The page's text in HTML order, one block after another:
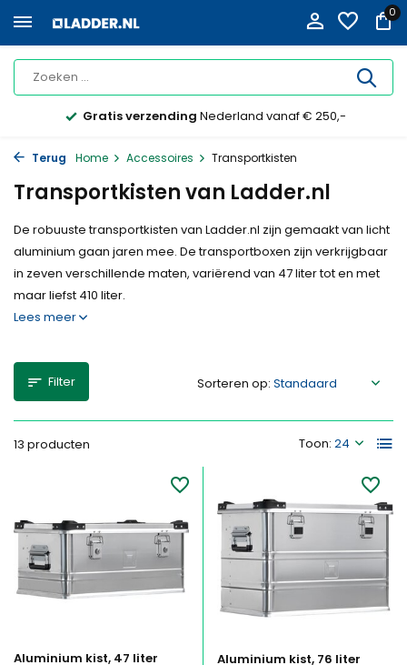
0
Op rekeningmet factuur bestellen mogelijk
Terug Home Accessoires Transportkisten
Transportkisten van Ladder.nl
De robuuste transportkisten van Ladder.nl zijn gemaakt van licht
aluminium gaan jaren mee. De transportboxen zijn verkrijgbaar
in zeven verschillende maten, variërend van 47 liter tot en met
maar liefst 410 liter.
Lees meer
Filter
13 producten Toon:
Sorteren op:
Aluminium kist, 47 liter Aluminium kist, 76 liter